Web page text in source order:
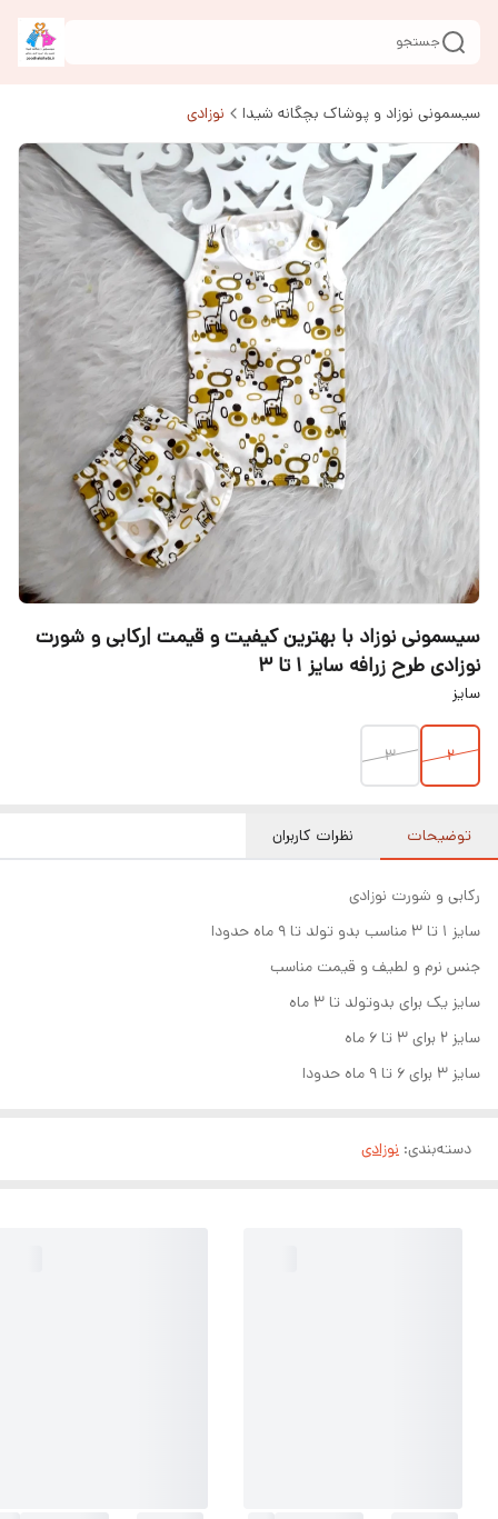
جستجو
سیسمونی نوزاد و پوشاک بچگانه شیدا نوزادی
سیسمونی نوزاد با بهترین کیفیت و قیمت |رکابی و شورت
نوزادی طرح زرافه سایز ۱ تا ۳
سایز
۲ ۳
توضیحات نظرات کاربران
رکابی و شورت نوزادی
سایز ۱ تا ۳ مناسب بدو تولد تا ۹ ماه حدودا
جنس نرم و لطیف و قیمت مناسب
سایز یک برای بدوتولد تا ۳ ماه
سایز ۲ برای ۳ تا ۶ ماه
سایز ۳ برای ۶ تا ۹ ماه حدودا
دسته‌بندی: نوزادی